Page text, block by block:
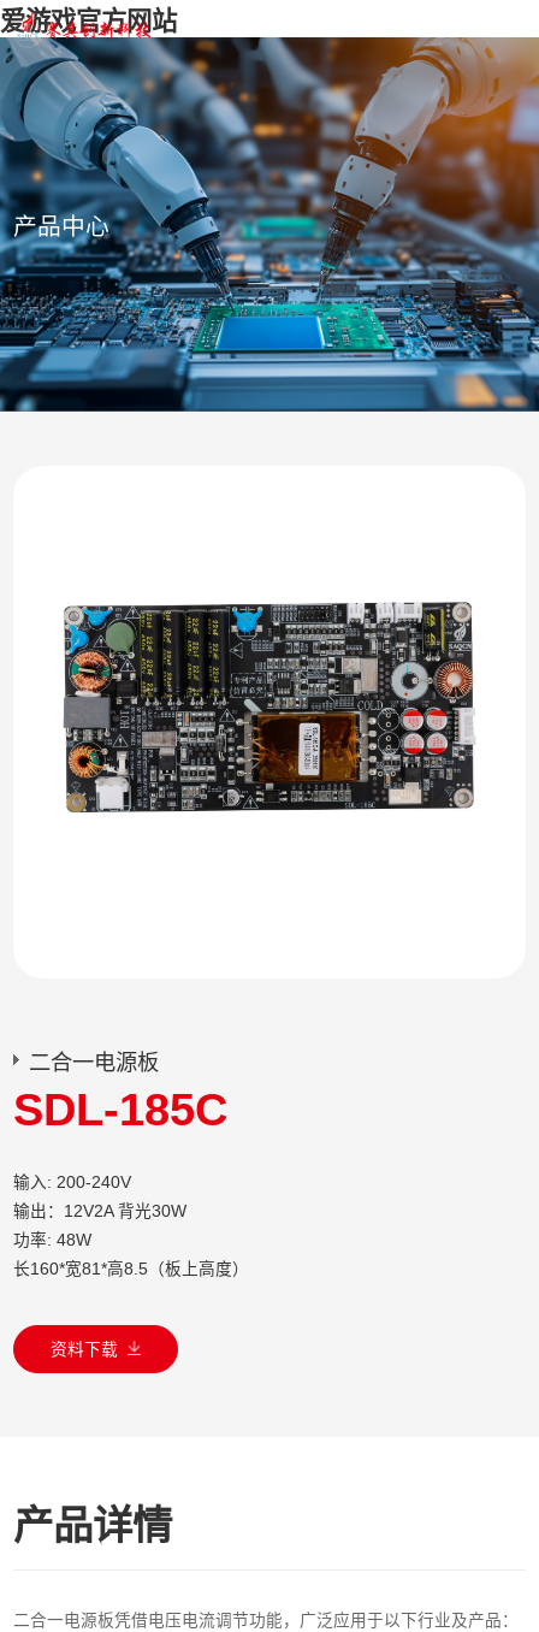
爱游戏官方网站
产品中心
二合一电源板
SDL-185C
输入: 200-240V
输出：12V2A 背光30W
功率: 48W
长160*宽81*高8.5（板上高度）
资料下载
产品详情
二合一电源板凭借电压电流调节功能，广泛应用于以下行业及产品：